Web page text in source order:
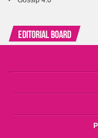
Editorial Board